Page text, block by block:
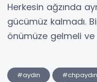
Herkesin ağzında
gücümüz kalmadı.
önümüze gelmeli
#aydın